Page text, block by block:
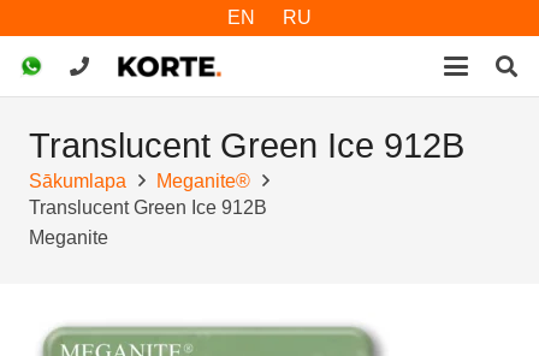
EN RU
Translucent Green Ice 912B
Sākumlapa
Meganite®
Translucent Green Ice 912B
Meganite